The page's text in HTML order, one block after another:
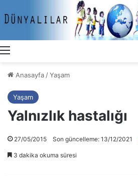
Menü
Anasayfa /Yaşam
Yaşam
Yalnızlık hastalığı
27/05/2015 Son güncelleme: 13/12/2021
3 dakika okuma süresi